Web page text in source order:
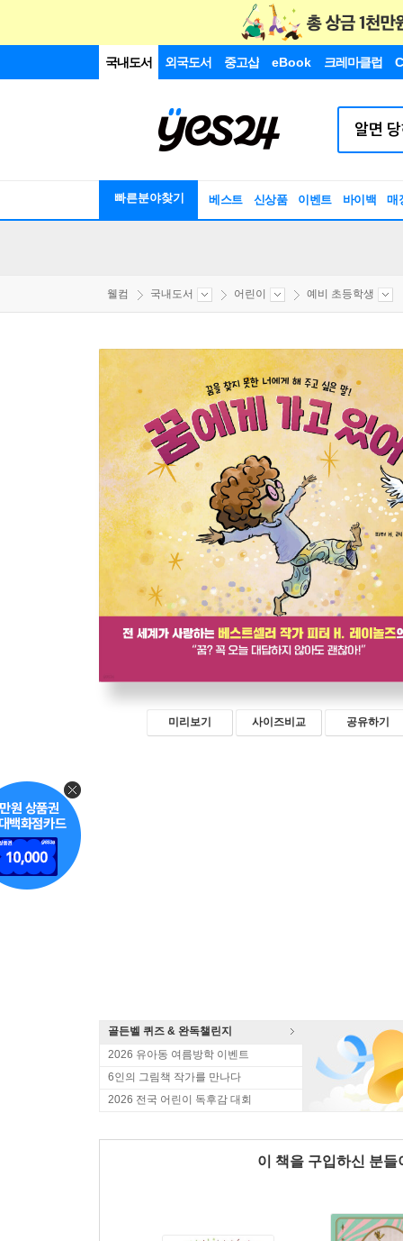
국내도서 외국도서 중고샵 eBook 크레마클럽
빠른분야찾기 베스트 신상품 이벤트 바이백 매
웰컴 국내도서 어린이 예비 초등학생
미리보기 사이즈비교 공유하기
골든벨 퀴즈 & 완독챌린지
2026 유아동 여름방학 이벤트
6인의 그림책 작가를 만나다
2026 전국 어린이 독후감 대회
이 책을 구입하신 분